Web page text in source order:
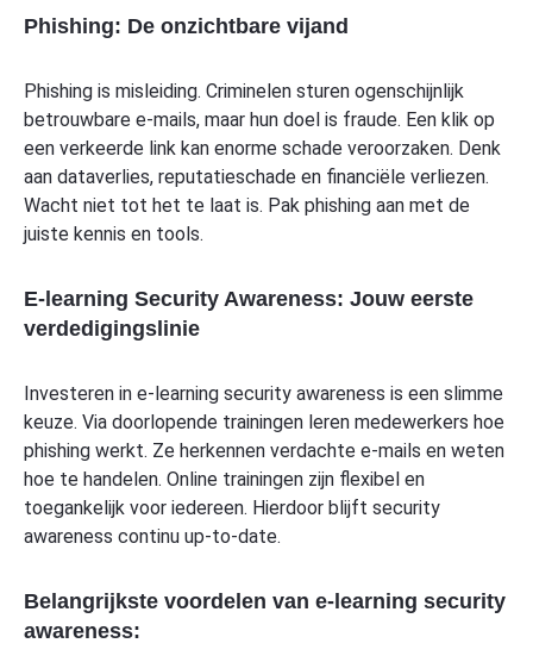
Phishing: De onzichtbare vijand
Phishing is misleiding. Criminelen sturen ogenschijnlijk
betrouwbare e-mails, maar hun doel is fraude. Een klik op
een verkeerde link kan enorme schade veroorzaken. Denk
aan dataverlies, reputatieschade en financiële verliezen.
Wacht niet tot het te laat is. Pak phishing aan met de
juiste kennis en tools.
E-learning Security Awareness: Jouw eerste
verdedigingslinie
Investeren in e-learning security awareness is een slimme
keuze. Via doorlopende trainingen leren medewerkers hoe
phishing werkt. Ze herkennen verdachte e-mails en weten
hoe te handelen. Online trainingen zijn flexibel en
toegankelijk voor iedereen. Hierdoor blijft security
awareness continu up-to-date.
Belangrijkste voordelen van e-learning security
awareness: